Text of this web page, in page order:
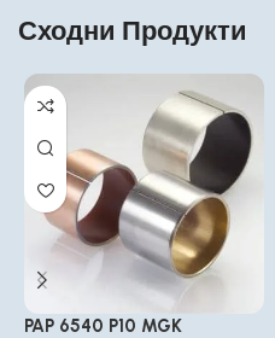
Сходни Продукти
PAP 6540 P10 MGK